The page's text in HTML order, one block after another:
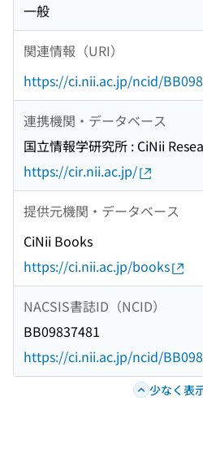
一般
関連情報（URI）
https://ci.nii.ac.jp/ncid/
連携機関・データベース
国立情報学研究所 : CiNii
https://cir.nii.ac.jp/
提供元機関・データベース
CiNii Books
https://ci.nii.ac.jp/books
NACSIS書誌ID（NCID）
BB09837481
https://ci.nii.ac.jp/ncid/
少なく表